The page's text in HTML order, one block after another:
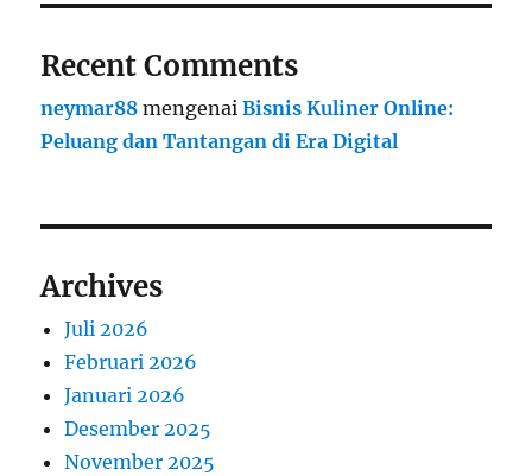
Recent Comments
neymar88 mengenaiBisnis Kuliner Online:
Peluang dan Tantangan di Era Digital
Archives
Juli 2026
Februari 2026
Januari 2026
Desember 2025
November 2025